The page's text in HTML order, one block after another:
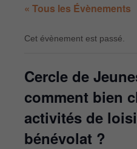
« Tous les Évènements
Cet évènement est passé.
Cercle de
comment bien
activités de
bénévolat ?